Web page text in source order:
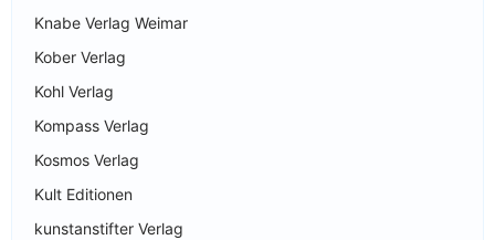
Knabe Verlag Weimar
Kober Verlag
Kohl Verlag
Kompass Verlag
Kosmos Verlag
Kult Editionen
kunstanstifter Verlag